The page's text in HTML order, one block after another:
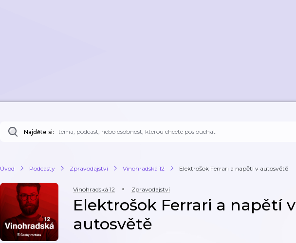
Najděte si:
Úvod Podcasty Zpravodajství Vinohradská 12 Elektrošok Ferrari a napětí v autosvětě
Vinohradská 12 Zpravodajství
Elektrošok Ferrari a napětí v
autosvětě